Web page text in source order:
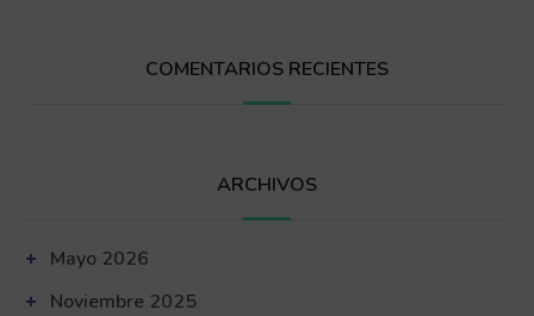
COMENTARIOS RECIENTES
ARCHIVOS
Mayo 2026
Noviembre 2025